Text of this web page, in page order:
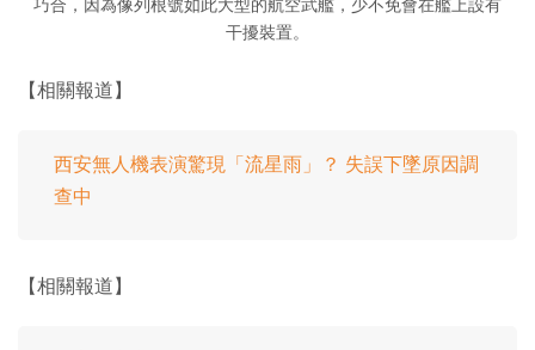
巧合，因為像列根號如此大型的航空武艦，少不免會在艦上設有
干擾裝置。
【相關報道】
西安無人機表演驚現「流星雨」？ 失誤下墜原因調
查中
【相關報道】